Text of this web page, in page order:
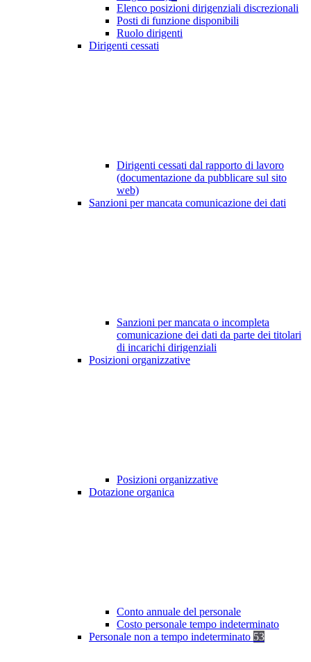
Elenco posizioni dirigenziali discrezionali
Posti di funzione disponibili
Ruolo dirigenti
Dirigenti cessati
Dirigenti cessati dal rapporto di lavoro
(documentazione da pubblicare sul sito
web)
Sanzioni per mancata comunicazione dei dati
Sanzioni per mancata o incompleta
comunicazione dei dati da parte dei titolari
di incarichi dirigenziali
Posizioni organizzative
Posizioni organizzative
Dotazione organica
Conto annuale del personale
Costo personale tempo indeterminato
Personale non a tempo indeterminato 53